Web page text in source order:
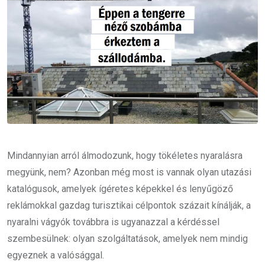
Mindannyian arról álmodozunk, hogy tökéletes nyaralásra
megyünk, nem? Azonban még most is vannak olyan utazási
katalógusok, amelyek ígéretes képekkel és lenyűgöző
reklámokkal gazdag turisztikai célpontok százait kínálják, a
nyaralni vágyók továbbra is ugyanazzal a kérdéssel
szembesülnek: olyan szolgáltatások, amelyek nem mindig
egyeznek a valósággal.